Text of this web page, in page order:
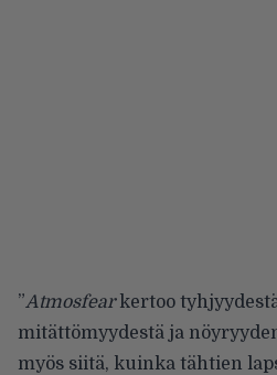
”Atmosfearkertoo
mitättömyydestä ja
myös siitä, kuinka tähtien